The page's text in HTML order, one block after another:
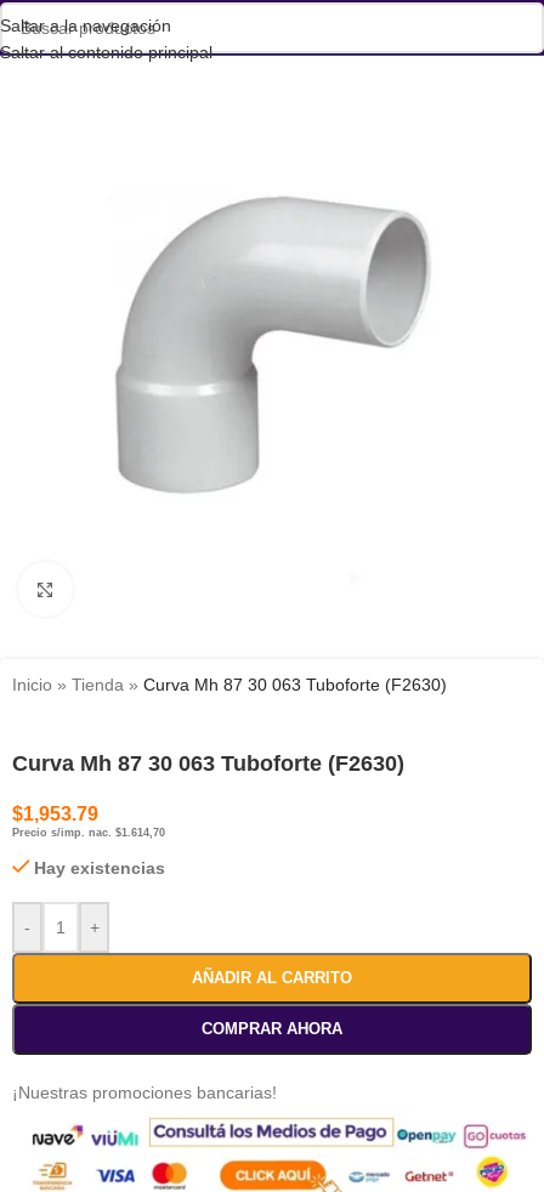
Saltar a la navegación
Saltar al contenido principal
Inicio » Tienda » Curva Mh 87 30 063 Tuboforte (F2630)
Curva Mh 87 30 063 Tuboforte (F2630)
$1,953.79
Precio s/imp. nac. $1.614,70
Hay existencias
- +
AÑADIR AL CARRITO
COMPRAR AHORA
¡Nuestras promociones bancarias!